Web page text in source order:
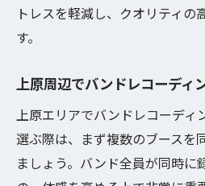
トレスを軽減し、クオリティの
す。
上原周辺でバンドレコーディ
上原エリアでバンドレコーディ
選ぶ際は、まず複数のブースを
ましょう。バンド全員が同時に